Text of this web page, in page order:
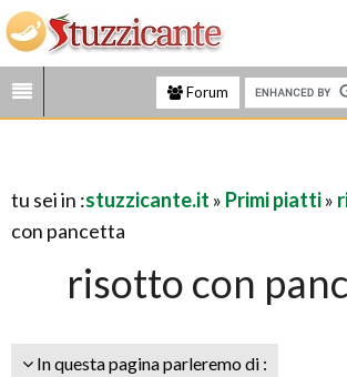
Forum
tu sei in :stuzzicante.it » Primi piatti»
con pancetta
risotto con
In questa pagina parleremo di :